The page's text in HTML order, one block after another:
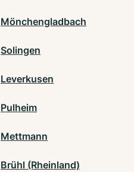
Mönchengladbach
Solingen
Leverkusen
Pulheim
Mettmann
Brühl (Rheinland)